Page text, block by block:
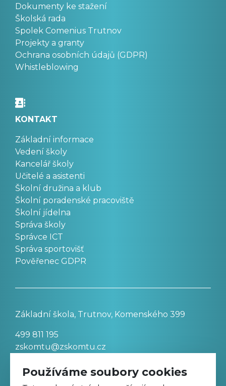
Dokumenty ke stažení
Školská rada
Spolek Comenius Trutnov
Projekty a granty
Ochrana osobních údajů (GDPR)
Whistleblowing
KONTAKT
Základní informace
Vedení školy
Kancelář školy
Učitelé a asistenti
Školní družina a klub
Školní poradenské pracoviště
Školní jídelna
Správa školy
Správce ICT
Správa sportovišť
Pověřenec GDPR
Základní škola, Trutnov, Komenského 399
499 811 195
zskomtu@zskomtu.cz
Prohlášení o přístupnosti stránek
Používáme soubory cookies